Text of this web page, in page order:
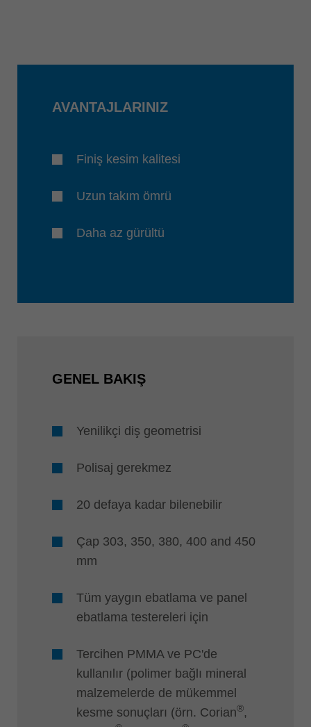
AVANTAJLARINIZ
Finiş kesim kalitesi
Uzun takım ömrü
Daha az gürültü
GENEL BAKIŞ
Yenilikçi diş geometrisi
Polisaj gerekmez
20 defaya kadar bilenebilir
Çap 303, 350, 380, 400 and 450
mm
Tüm yaygın ebatlama ve panel
ebatlama testereleri için
Tercihen PMMA ve PC'de
kullanılır (polimer bağlı mineral
malzemelerde de mükemmel
kesme sonuçları (örn. Corian®,